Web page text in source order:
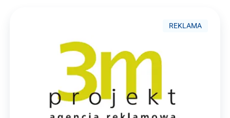
REKLAMA